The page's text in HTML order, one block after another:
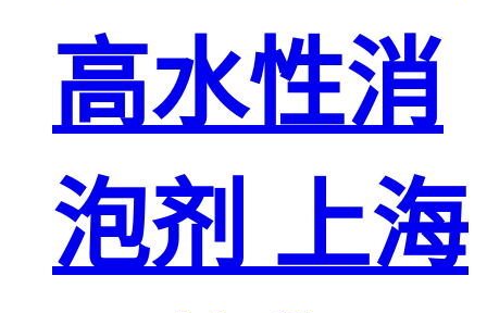
高水性消
泡剂 上海